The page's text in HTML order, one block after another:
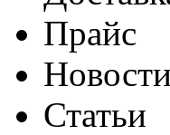
Прайс
Новости
Статьи